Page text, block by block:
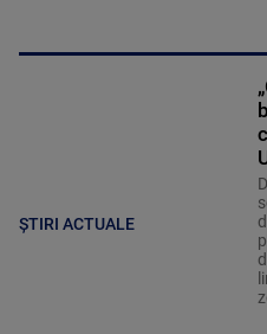
ȘTIRI ACTUALE